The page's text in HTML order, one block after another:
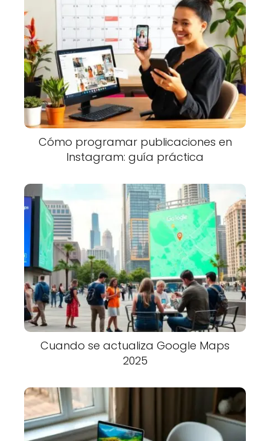
Cómo programar publicaciones en
Instagram: guía práctica
Cuando se actualiza Google Maps
2025